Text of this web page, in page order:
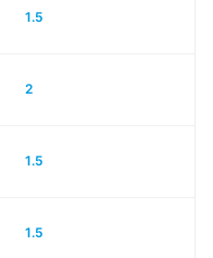
1.5
2
1.5
1.5